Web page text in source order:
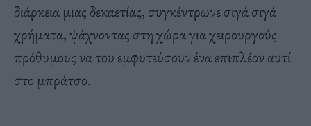
διάρκεια μιας δεκαετίας, συγκέντρωνε σιγά σιγά
χρήματα, ψάχνοντας στη χώρα για χειρουργούς
πρόθυμους να του εμφυτεύσουν ένα επιπλέον αυτί
στο μπράτσο.